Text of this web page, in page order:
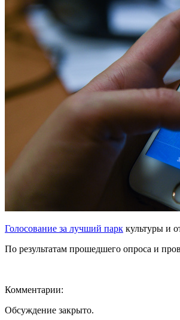
Голосование за лучший парк культуры и
По результатам прошедшего опроса и
Комментарии:
Обсуждение закрыто.